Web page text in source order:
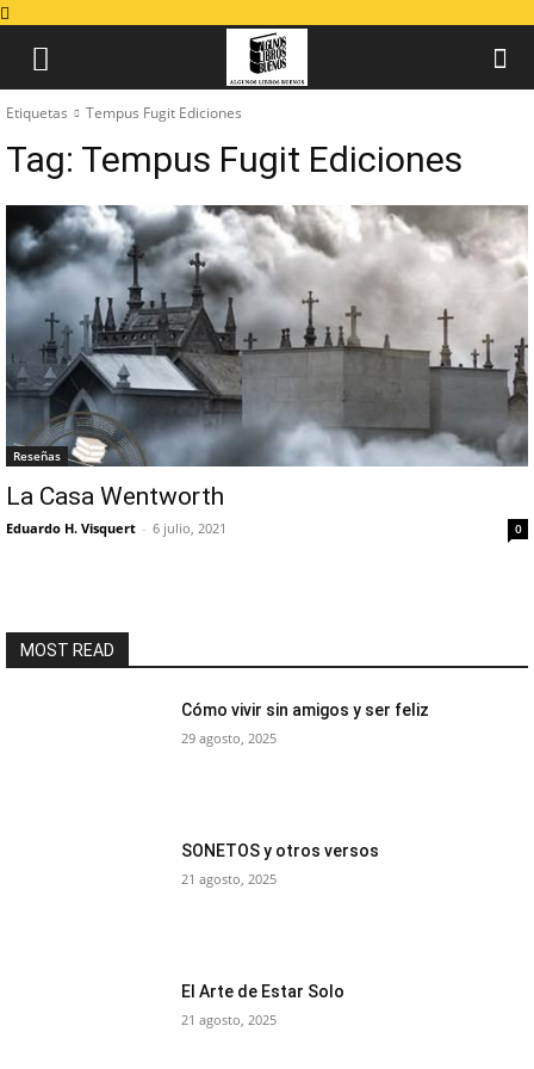
Etiquetas Tempus Fugit Ediciones
Tag: Tempus Fugit Ediciones
Reseñas
La Casa Wentworth
Eduardo H. Visquert - 6 julio, 2021 0
MOST READ
Cómo vivir sin amigos y ser feliz
29 agosto, 2025
SONETOS y otros versos
21 agosto, 2025
El Arte de Estar Solo
21 agosto, 2025